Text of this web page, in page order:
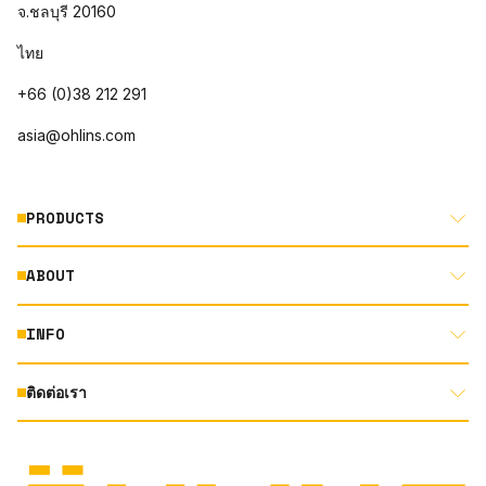
จ.ชลบุรี 20160
ไทย
+66 (0)38 212 291
asia@ohlins.com
PRODUCTS
MOTORCYCLE
AUTOMOTIVE
ABOUT
ABOUT US
RACING
TERMS AND CONDITIONS
INFO
DOCUMENT LIBRARY
ติดต่อเรา
INSTAGRAM